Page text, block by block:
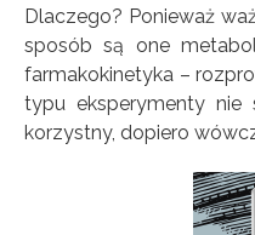
Dlaczego? Ponieważ
sposób są one
farmakokinetyka –
typu eksperymenty nie
korzystny, dopiero